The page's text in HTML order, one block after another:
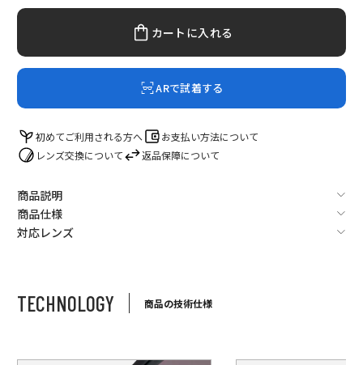
カートに入れる
ARで試着する
初めてご利用される方へ
お支払い方法について
レンズ交換について
返品保障について
商品説明
商品仕様
対応レンズ
TECHNOLOGY 商品の技術仕様